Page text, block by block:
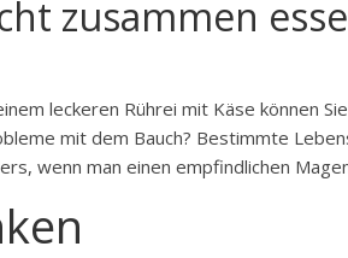
zusammen
leckeren Rührei mit Käse können
mit dem Bauch? Bestimmte
wenn man einen empfindlichen